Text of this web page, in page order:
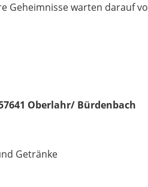
Geheimnisse warten darauf
Oberlahr/ Bürdenbach
Getränke